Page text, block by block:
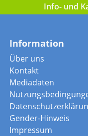
Info- und
Information
Über uns
Kontakt
Mediadaten
Gender-Hinweis
Impressum